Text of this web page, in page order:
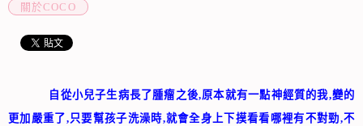
關於COCO
自從小兒子生病長了腫瘤之後,原本就有一點神經質的我,變的
更加嚴重了 , 只要幫孩子洗澡時,就會全身上下摸看看哪裡有不對勁,不